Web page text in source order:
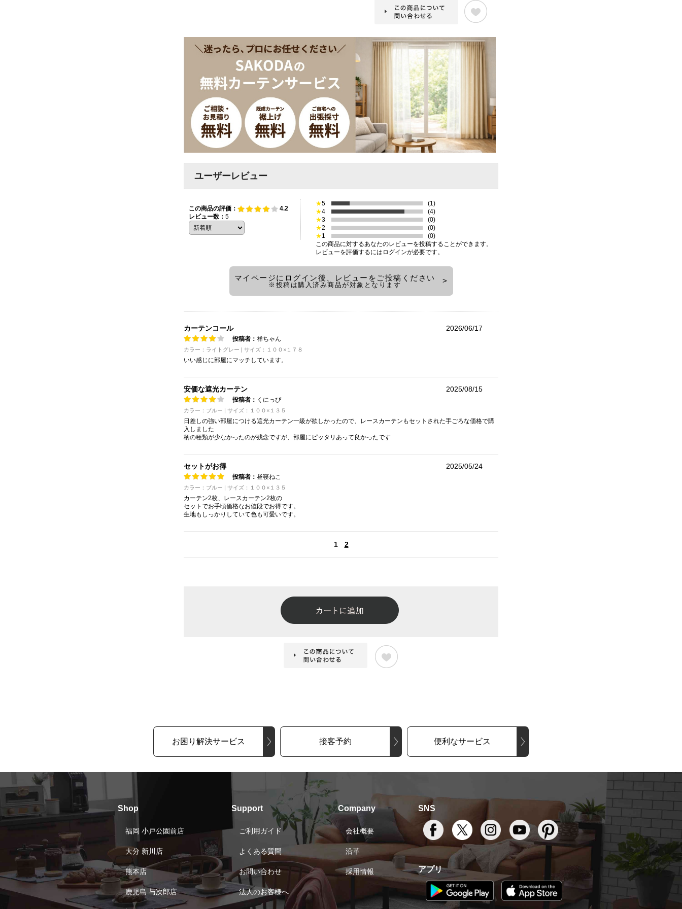
ユーザーレビュー
この商品の評価：
4.2
レビュー数： 5
★5
(1)
★4
(4)
★3
(0)
★2
(0)
★1
(0)
この商品に対するあなたのレビューを投稿することができます。
レビューを評価するには ログインが必要です。
マイページにログイン後、レビューをご投稿ください
※投稿は購入済み商品が対象となります
カーテンコール 2026/06/17
投稿者： 祥ちゃん
カラー：ライトグレー | サイズ：１００×１７８
いい感じに部屋にマッチしています。
安価な遮光カーテン 2025/08/15
投稿者： くにっぴ
カラー：ブルー | サイズ：１００×１３５
日差しの強い部屋につける遮光カーテン一級が欲しかったので、レースカーテンもセットされた手ごろな価格で購
入しました
柄の種類が少なかったのが残念ですが、部屋にピッタリあって良かったです
セットがお得 2025/05/24
投稿者： 昼寝ねこ
カラー：ブルー | サイズ：１００×１３５
カーテン2枚、レースカーテン2枚の
セットでお手頃価格なお値段でお得です。
生地もしっかりしていて色も可愛いです。
1 2
お困り解決サービス 接客予約 便利なサービス
Shop
福岡 小戸公園前店
大分 新川店
熊本店
鹿児島 与次郎店
Support
ご利用ガイド
よくある質問
お問い合わせ
法人のお客様へ
Company
会社概要
沿革
採用情報
SNS
アプリ